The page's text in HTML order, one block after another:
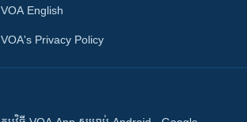
VOA English
VOA's Privacy Policy